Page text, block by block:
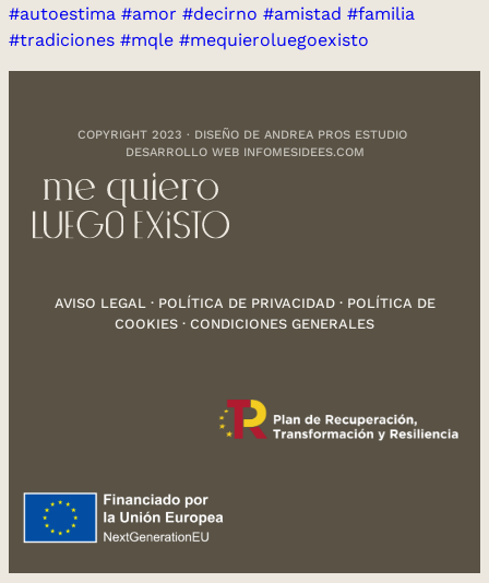
COPYRIGHT 2023 · DISEÑO DE ANDREA PROS ESTUDIO
DESARROLLO WEB INFOMESIDEES.COM
AVISO LEGAL·POLÍTICA DE PRIVACIDAD· POLÍTICA DE
COOKIES · CONDICIONES GENERALES